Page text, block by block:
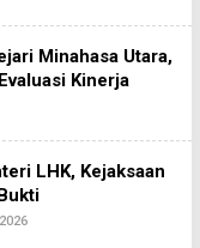
Minahasa Utara,
Kinerja
LHK, Kejaksaan
Oleh